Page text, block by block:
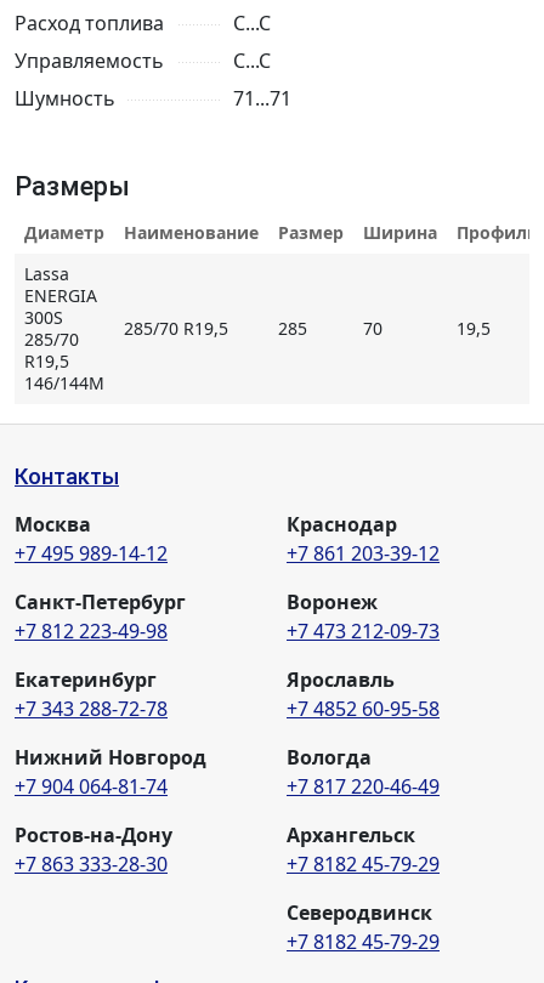
Расход топлива
C...C
Управляемость
C...C
Шумность
71...71
Размеры
Диаметр Наименование Размер Ширина
Профиль
Lassa
ENERGIA
300S
285/70
R19,5
146/144M
285/70 R19,5 285 70 19,5
Контакты
Москва
+7 495 989-14-12
Санкт-Петербург
+7 812 223-49-98
Екатеринбург
+7 343 288-72-78
Нижний Новгород
+7 904 064-81-74
Ростов-на-Дону
+7 863 333-28-30
Краснодар
+7 861 203-39-12
Воронеж
+7 473 212-09-73
Ярославль
+7 4852 60-95-58
Вологда
+7 817 220-46-49
Архангельск
+7 8182 45-79-29
Северодвинск
+7 8182 45-79-29